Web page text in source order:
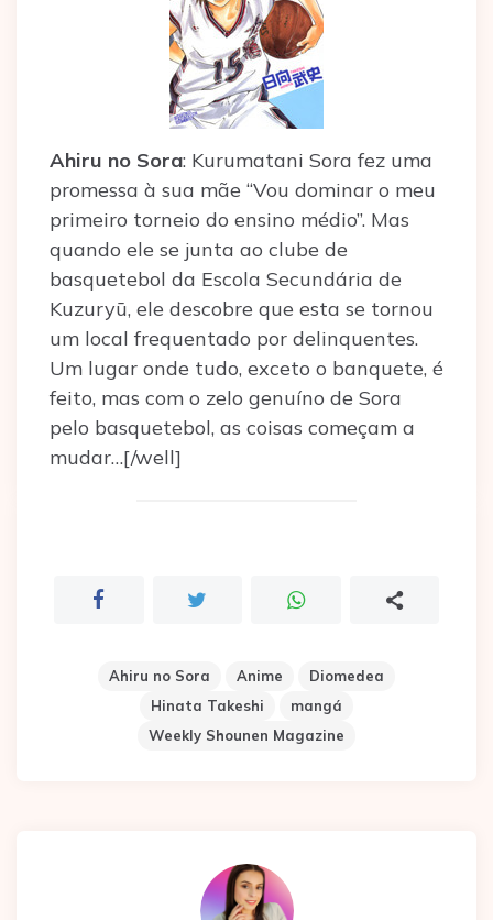
Ahiru no Sora: Kurumatani Sora fez uma
promessa à sua mãe “Vou dominar o meu
primeiro torneio do ensino médio”. Mas
quando ele se junta ao clube de
basquetebol da Escola Secundária de
Kuzuryū, ele descobre que esta se tornou
um local frequentado por delinquentes.
Um lugar onde tudo, exceto o banquete, é
feito, mas com o zelo genuíno de Sora
pelo basquetebol, as coisas começam a
mudar…[/well]
Ahiru no Sora Anime
Diomedea
Hinata Takeshi
mangá
Weekly Shounen Magazine